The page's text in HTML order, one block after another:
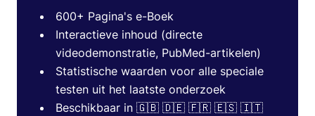
600+ Pagina's e-Boek
Interactieve inhoud (directe
videodemonstratie, PubMed-artikelen)
Statistische waarden voor alle speciale
testen uit het laatste onderzoek
Beschikbaar in 🇬🇧 🇩🇪 🇫🇷 🇪🇸 🇮🇹